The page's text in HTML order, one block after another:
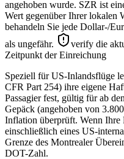
angehoben wurde. SZR ist
Wert gegenüber Ihrer
behandeln Sie jede Dollar-/
als ungefähr.
verify die
Zeitpunkt der Einreichung
Speziell für US-Inlandsflüge
CFR Part 254) ihre eigene
Passagier fest, gültig für ab
Gepäck (angehoben von
Inflation überprüft. Wenn
einschließlich eines US-
Grenze des Montrealer
DOT-Zahl.